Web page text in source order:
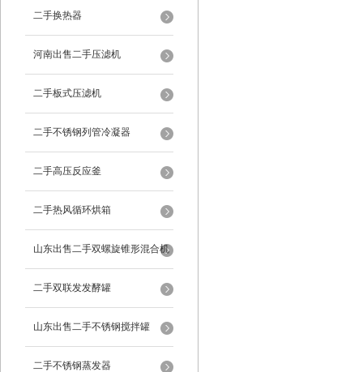
二手换热器
河南出售二手压滤机
二手板式压滤机
二手不锈钢列管冷凝器
二手高压反应釜
二手热风循环烘箱
山东出售二手双螺旋锥形混合机
二手双联发发酵罐
山东出售二手不锈钢搅拌罐
二手不锈钢蒸发器